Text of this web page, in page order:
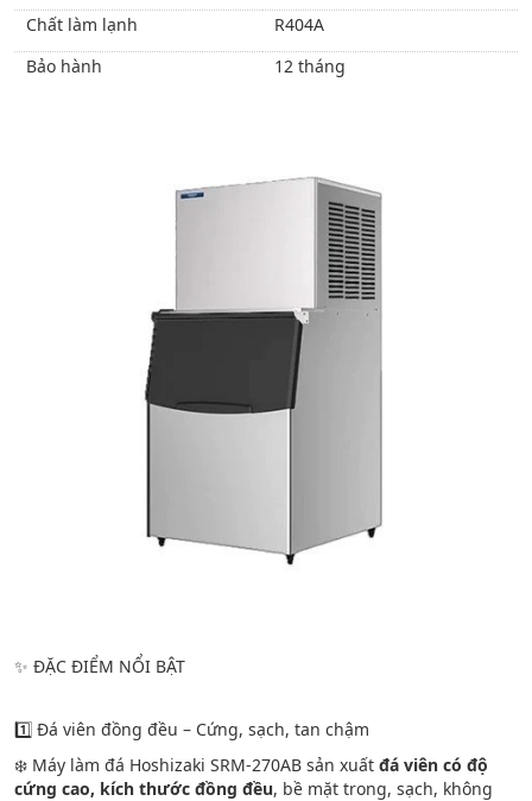
Chất làm lạnh
R404A
Bảo hành
12 tháng
✨ ĐẶC ĐIỂM NỔI BẬT
1️⃣ Đá viên đồng đều – Cứng, sạch, tan chậm
❄️ Máy làm đá Hoshizaki SRM-270AB sản xuất đá viên có độ
cứng cao, kích thước đồng đều, bề mặt trong, sạch, không